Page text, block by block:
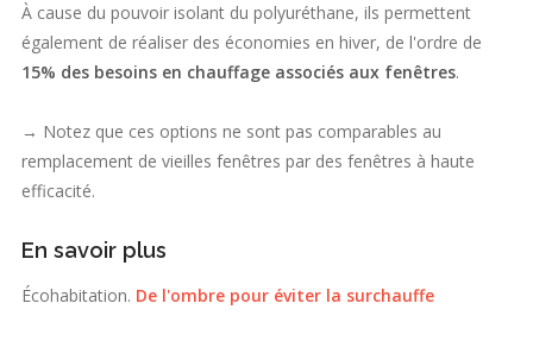
À cause du pouvoir isolant du polyuréthane, ils permettent
également de réaliser des économies en hiver, de l'ordre de
15% des besoins en chauffage associés aux fenêtres.
→ Notez que ces options ne sont pas comparables au
remplacement de vieilles fenêtres par des fenêtres à haute
efficacité.
En savoir plus
Écohabitation. De l'ombre pour éviter la surchauffe